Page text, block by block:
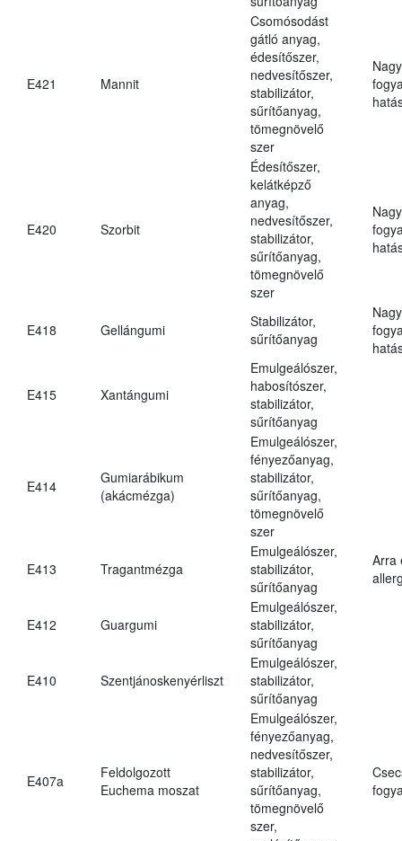
E421 Mannit
Csomósodást
gátló anyag,
édesítőszer,
nedvesítőszer,
stabilizátor,
sűrítőanyag,
tömegnövelő
szer
E420 Szorbit
Édesítőszer,
kelátképző
anyag,
nedvesítőszer,
stabilizátor,
sűrítőanyag,
tömegnövelő
szer
E418 Gellángumi
Stabilizátor,
sűrítőanyag
E415 Xantángumi
Emulgeálószer,
habosítószer,
stabilizátor,
sűrítőanyag
E414
Gumiarábikum
(akácmézga)
Emulgeálószer,
fényezőanyag,
stabilizátor,
sűrítőanyag,
tömegnövelő
szer
E413 Tragantmézga
Emulgeálószer,
stabilizátor,
sűrítőanyag
Arra
E412 Guargumi
Emulgeálószer,
stabilizátor,
sűrítőanyag
E410 Szentjánoskenyérliszt
Emulgeálószer,
stabilizátor,
sűrítőanyag
E407a
Feldolgozott
Euchema moszat
Emulgeálószer,
fényezőanyag,
nedvesítőszer,
stabilizátor,
sűrítőanyag,
tömegnövelő
szer,